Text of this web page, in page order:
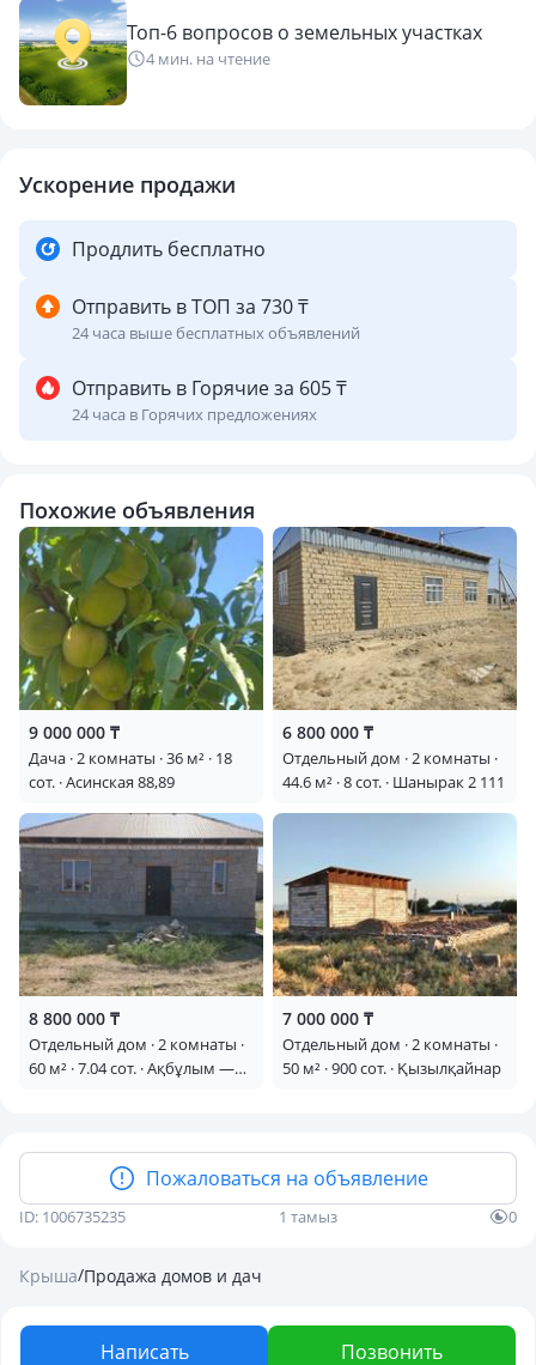
Топ-6 вопросов о земельных участках
4 мин. на чтение
Ускорение продажи
Продлить бесплатно
Отправить в ТОП за 730 ₸
24 часа выше бесплатных объявлений
Отправить в Горячие за 605 ₸
24 часа в Горячих предложениях
Похожие объявления
9 000 000 ₸
Дача · 2 комнаты · 36 м² · 18
сот. · Асинская 88,89
6 800 000 ₸
Отдельный дом · 2 комнаты ·
44.6 м² · 8 сот. · Шанырак 2 111
8 800 000 ₸
Отдельный дом · 2 комнаты ·
60 м² · 7.04 сот. · Ақбұлым —
7 000 000 ₸
Отдельный дом · 2 комнаты ·
50 м² · 900 сот. · Қызылқайнар
Пожаловаться на объявление
ID: 1006735235 1 тамыз 0
Крыша/Продажа домов и дач
Написать Позвонить